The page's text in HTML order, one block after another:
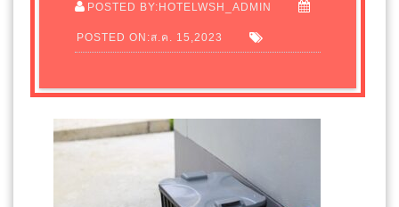
POSTED BY:HOTELWSH_ADMIN
POSTED ON:ส.ค. 15,2023